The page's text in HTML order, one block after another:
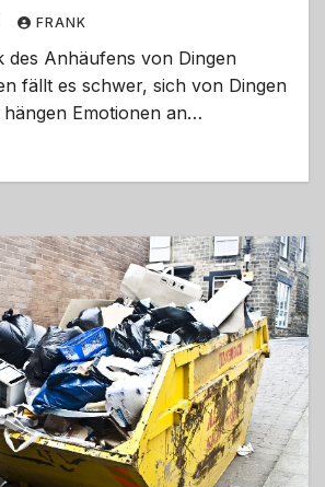
FRANK
des Anhäufens von Dingen
fällt es schwer, sich von Dingen
Emotionen an…